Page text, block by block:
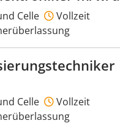
Celle
Vollzeit
Celle
Vollzeit